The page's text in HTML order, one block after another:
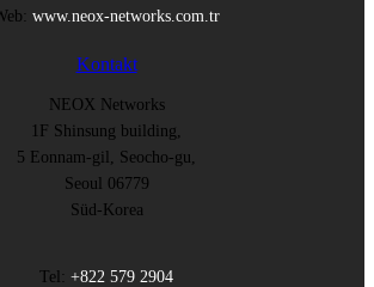
www.neox-networks.com.tr
Kontakt
NEOX Networks
1F Shinsung building,
5 Eonnam-gil, Seocho-gu,
Seoul 06779
Süd-Korea
Tel: +822 579 2904